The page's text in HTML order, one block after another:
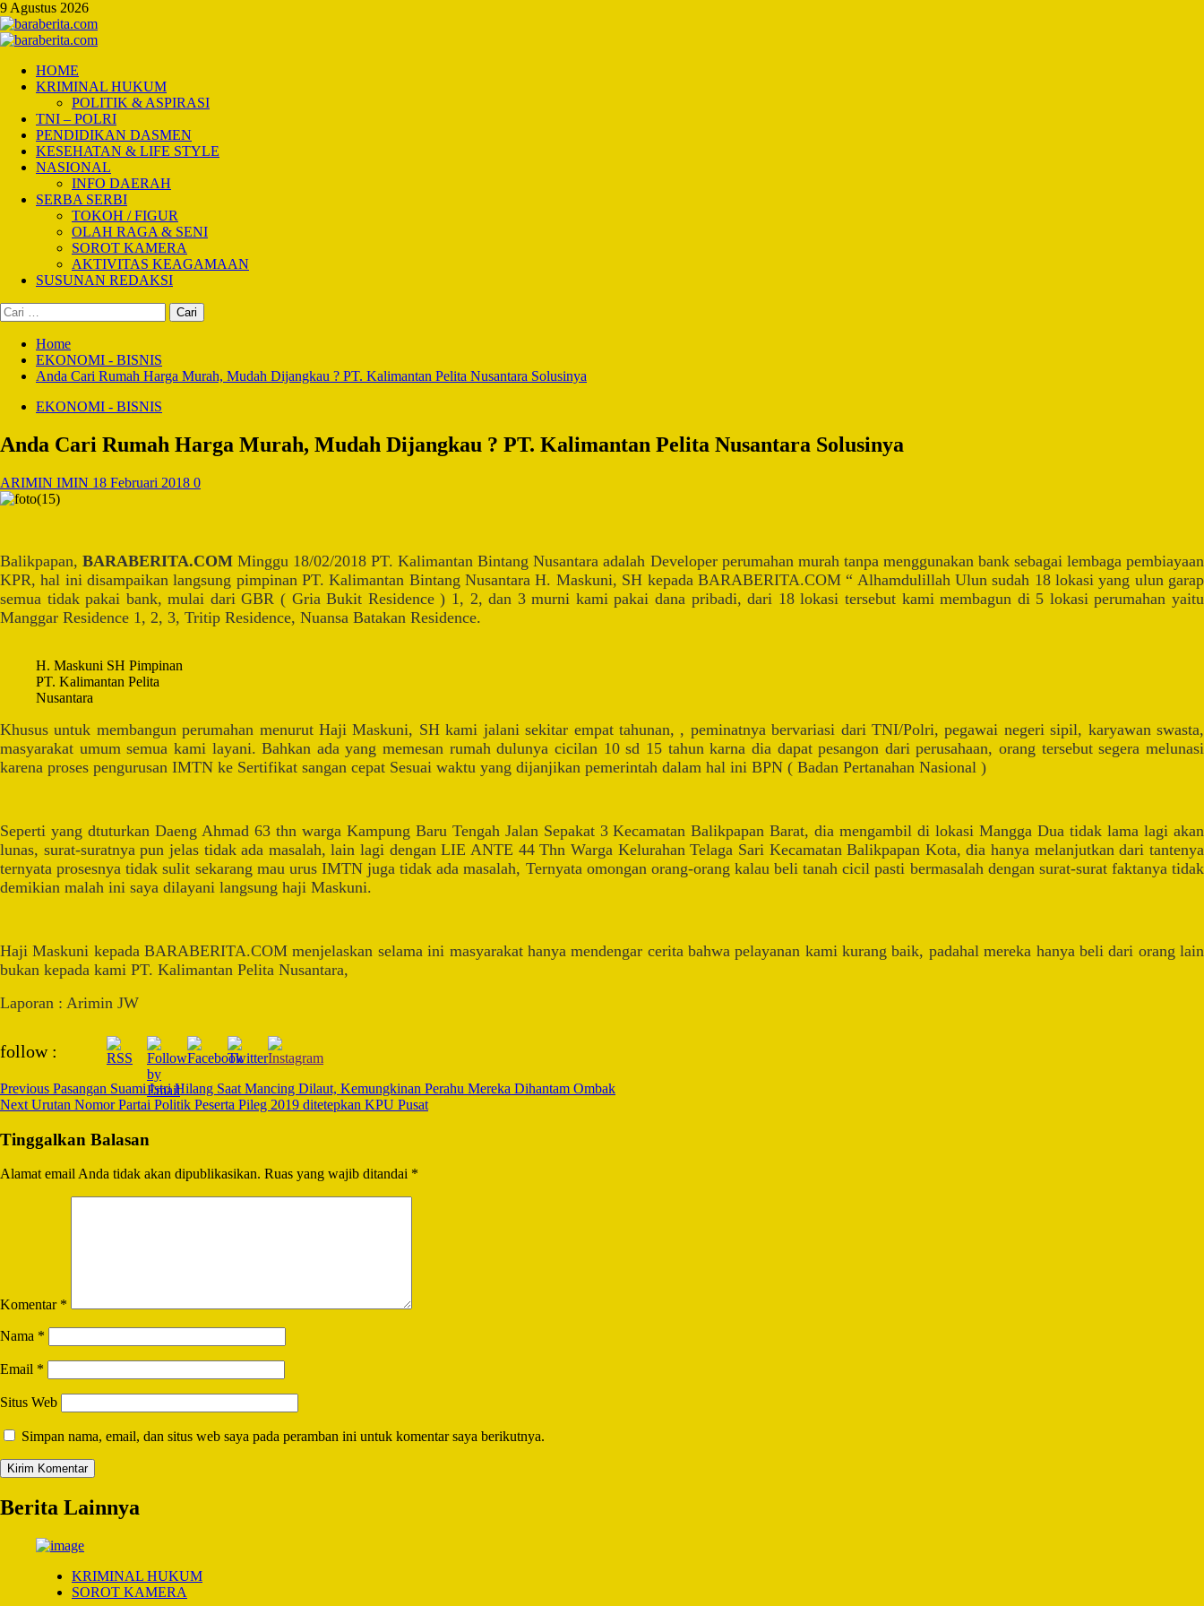
Skip
to
content
9 Agustus 2026
Primary
HOME
KRIMINAL HUKUM
POLITIK & ASPIRASI
TNI – POLRI
PENDIDIKAN DASMEN
KESEHATAN & LIFE STYLE
NASIONAL
INFO DAERAH
SERBA SERBI
TOKOH / FIGUR
OLAH RAGA & SENI
SOROT KAMERA
AKTIVITAS KEAGAMAAN
SUSUNAN REDAKSI
Cari
untuk:
Home
EKONOMI - BISNIS
Anda Cari Rumah Harga Murah, Mudah Dijangkau ? PT. Kalimantan Pelita Nusantara Solusinya
EKONOMI - BISNIS
Anda Cari Rumah Harga Murah, Mudah Dijangkau ? PT. Kalimantan Pelita Nusantara Solusinya
ARIMIN IMIN 18 Februari 2018 0
Balikpapan,BARABERITA.COM Minggu 18/02/2018 PT. Kalimantan Bintang Nusantara adalah Developer perumahan murah tanpa menggunakan bank sebagai lembaga pembiayaan
KPR, hal ini disampaikan langsung pimpinan PT. Kalimantan Bintang Nusantara H. Maskuni, SH kepada BARABERITA.COM “ Alhamdulillah Ulun sudah 18 lokasi yang ulun garap
semua tidak pakai bank, mulai dari GBR ( Gria Bukit Residence ) 1, 2, dan 3 murni kami pakai dana pribadi, dari 18 lokasi tersebut kami membagun di 5 lokasi perumahan yaitu
Manggar Residence 1, 2, 3, Tritip Residence, Nuansa Batakan Residence.
H. Maskuni SH Pimpinan
PT. Kalimantan Pelita
Nusantara
Khusus untuk membangun perumahan menurut Haji Maskuni, SH kami jalani sekitar empat tahunan, , peminatnya bervariasi dari TNI/Polri, pegawai negeri sipil, karyawan swasta,
masyarakat umum semua kami layani. Bahkan ada yang memesan rumah dulunya cicilan 10 sd 15 tahun karna dia dapat pesangon dari perusahaan, orang tersebut segera melunasi
karena proses pengurusan IMTN ke Sertifikat sangan cepat Sesuai waktu yang dijanjikan pemerintah dalam hal ini BPN ( Badan Pertanahan Nasional )
Seperti yang dtuturkan Daeng Ahmad 63 thn warga Kampung Baru Tengah Jalan Sepakat 3 Kecamatan Balikpapan Barat, dia mengambil di lokasi Mangga Dua tidak lama lagi akan
lunas, surat-suratnya pun jelas tidak ada masalah, lain lagi dengan LIE ANTE 44 Thn Warga Kelurahan Telaga Sari Kecamatan Balikpapan Kota, dia hanya melanjutkan dari tantenya
ternyata prosesnya tidak sulit sekarang mau urus IMTN juga tidak ada masalah, Ternyata omongan orang-orang kalau beli tanah cicil pasti bermasalah dengan surat-surat faktanya tidak
demikian malah ini saya dilayani langsung haji Maskuni.
Haji Maskuni kepada BARABERITA.COM menjelaskan selama ini masyarakat hanya mendengar cerita bahwa pelayanan kami kurang baik, padahal mereka hanya beli dari orang lain
bukan kepada kami PT. Kalimantan Pelita Nusantara,
Laporan : Arimin JW
follow :
Navigation
Previous Pasangan Suami Istri Hilang Saat Mancing Dilaut, Kemungkinan Perahu Mereka Dihantam Ombak
Next Urutan Nomor Partai Politik Peserta Pileg 2019 ditetepkan KPU Pusat
Tinggalkan Balasan
Alamat email Anda tidak akan dipublikasikan. Ruas yang wajib ditandai *
Komentar *
Nama *
Email *
Situs Web
Simpan nama, email, dan situs web saya pada peramban ini untuk komentar saya berikutnya.
Berita Lainnya
KRIMINAL HUKUM
SOROT KAMERA